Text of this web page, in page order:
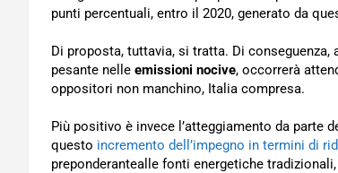
punti percentuali, entro il 2020, generato da
Di proposta, tuttavia, si tratta. Di
pesante nelle emissioni nocive, occorrerà
oppositori non manchino, Italia compresa.
Più positivo è invece l’atteggiamento da parte
questo incremento dell’impegno in termini di
preponderantealle fonti energetiche